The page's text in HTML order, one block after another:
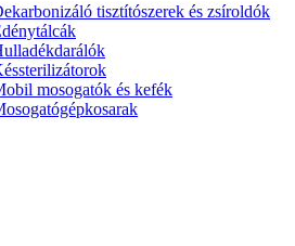
tisztítószerek és zsíroldók
mosogatók és kefék